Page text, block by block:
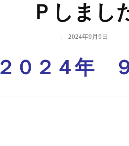
Ｐしまし
2024年9月9日
２０２４年